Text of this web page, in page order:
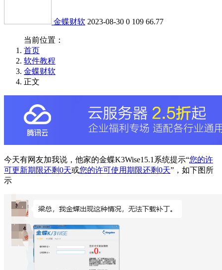
金蝶财软 2023-08-30 0 109 66.77
当前位置：
首页
软件教程
金蝶财软
正文
今天有网友加我说，他家的金蝶K3Wise15.1系统提示“您的许
可更新期限还剩0天或您的许可使用期限还剩0天”，如下图所
示